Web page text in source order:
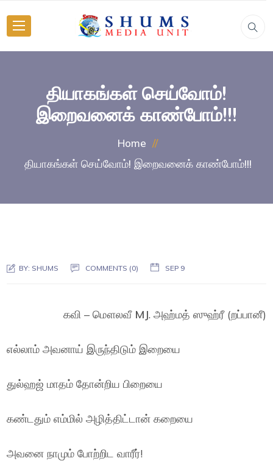
தியாகங்கள் செய்வோம்!
இறைவனைக் காண்போம்!!!
Home
தியாகங்கள் செய்வோம்! இறைவனைக் காண்போம்!!!
BY: SHUMS COMMENTS (0) SEP 9
கவி – மௌலவீ MJ. அஹ்மத் ஸுஹ்ரீ (றப்பானீ)
எல்லாம் அவனாய் இருந்திடும் இறையை
துல்ஹஜ் மாதம் தோன்றிய பிறையை
கண்டதும் எம்மில் அழித்திட்டான் கறையை
அவனை நாமும் போற்றிட வாரீர்!